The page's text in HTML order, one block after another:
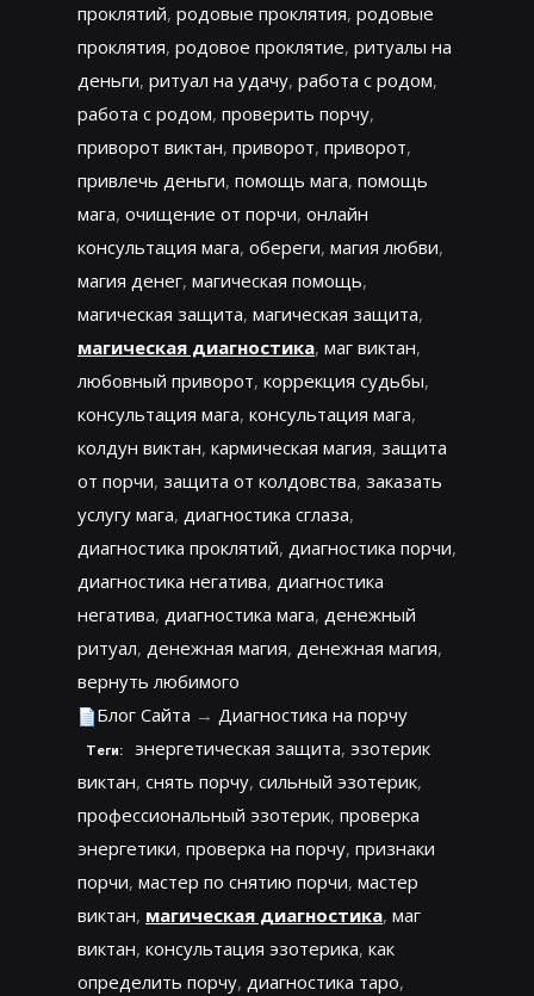
проклятий, родовые проклятия, родовые
проклятия, родовое проклятие, ритуалы на
деньги, ритуал на удачу, работа с родом,
работа с родом, проверить порчу,
приворот виктан, приворот, приворот,
привлечь деньги, помощь мага, помощь
мага, очищение от порчи, онлайн
консультация мага, обереги, магия любви,
магия денег, магическая помощь,
магическая защита, магическая защита,
магическая диагностика, маг виктан,
любовный приворот, коррекция судьбы,
консультация мага, консультация мага,
колдун виктан, кармическая магия, защита
от порчи, защита от колдовства, заказать
услугу мага, диагностика сглаза,
диагностика проклятий, диагностика порчи,
диагностика негатива, диагностика
негатива, диагностика мага, денежный
ритуал, денежная магия, денежная магия,
вернуть любимого
Блог Сайта → Диагностика на порчу
Теги: энергетическая защита, эзотерик
виктан, снять порчу, сильный эзотерик,
профессиональный эзотерик, проверка
энергетики, проверка на порчу, признаки
порчи, мастер по снятию порчи, мастер
виктан, магическая диагностика, маг
виктан, консультация эзотерика, как
определить порчу, диагностика таро,